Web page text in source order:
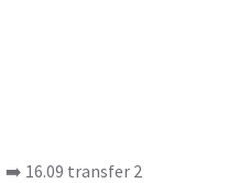
➡️ 16.09 transfer 2